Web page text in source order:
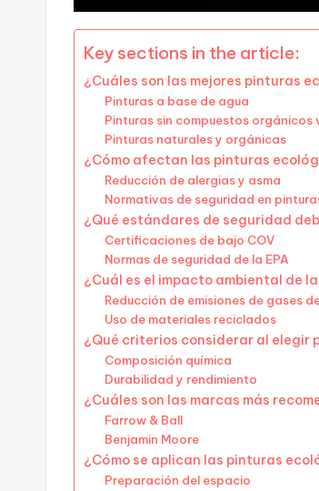
Key sections in the article:
¿Cuáles son las mejores pinturas
Pinturas a base de agua
Pinturas sin compuestos orgánicos
Pinturas naturales y orgánicas
¿Cómo afectan las pinturas
Reducción de alergias y asma
Normativas de seguridad en
¿Qué estándares de seguridad
Certificaciones de bajo COV
Normas de seguridad de la EPA
¿Cuál es el impacto ambiental de
Reducción de emisiones de gases
Uso de materiales reciclados
¿Qué criterios considerar al elegir
Composición química
Durabilidad y rendimiento
¿Cuáles son las marcas más
Farrow & Ball
Benjamin Moore
¿Cómo se aplican las pinturas
Preparación del espacio